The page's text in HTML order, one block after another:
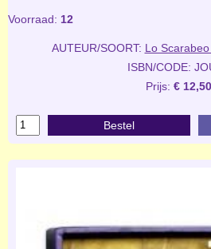
Voorraad: 12
AUTEUR/SOORT: Lo
ISBN/CODE:
Prijs: € 12,50
Bestel